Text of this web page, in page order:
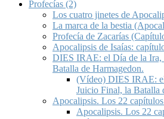
Profecías (2)
Los cuatro jinetes de
La marca de la bestia
Profecía de Zacarías
Apocalipsis de Isaías:
DIES IRAE: el Día de la Ira,
Batalla de Harmagedon.
(Vídeo) DIES IRAE:
Juicio Final, la Batalla
Apocalipsis. Los 22
Apocalipsis. Los 22